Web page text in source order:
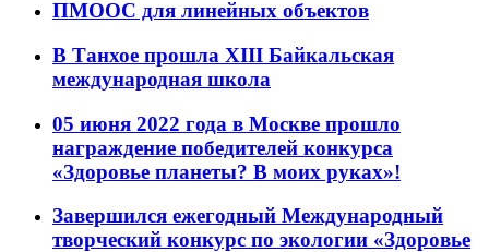
ПМООС для линейных объектов
В Танхое прошла XIII Байкальская
международная школа
05 июня 2022 года в Москве прошло
награждение победителей конкурса
«Здоровье планеты? В моих руках»!
Завершился ежегодный Международный
творческий конкурс по экологии «Здоровье